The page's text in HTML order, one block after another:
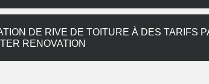
DE RIVE DE TOITURE À DES TARIFS
RENOVATION